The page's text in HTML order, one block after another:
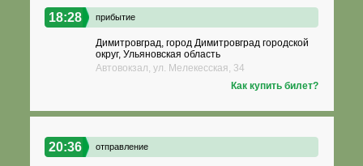
18:28 прибытие
Димитровград, город Димитровград городской
округ, Ульяновская область
Автовокзал, ул. Мелекесская, 34
Как купить билет?
20:36 отправление